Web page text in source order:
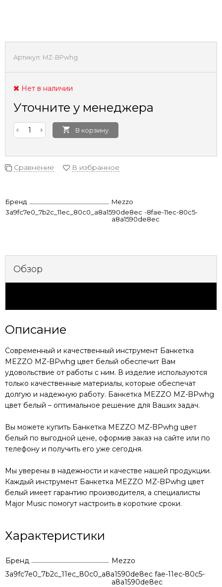
Артикул: MZ-BPwhg
Нет в наличии
Уточните у менеджера
В корзину
Сравнение В избранное
Бренд
Mezzo
3a9fc7e0_7b2c_11ec_80c0_a8a1590de8ec8ab58807-8fae-11ec-80c5-
a8a1590de8ec
Обзор
Описание
Современный и качественный инструмент Банкетка
MEZZO MZ-BPwhg цвет белый обеспечит Вам
удовольствие от работы с ним. В изделие используются
только качественные материалы, которые обеспечат
долгую и надежную работу. Банкетка MEZZO MZ-BPwhg
цвет белый – оптимальное решение для Ваших задач.
Вы можете купить Банкетка MEZZO MZ-BPwhg цвет
белый по выгодной цене, оформив заказ на сайте или по
телефону и получить его уже сегодня.
Мы уверены в надежности и качестве нашей продукции.
Каждый инструмент Банкетка MEZZO MZ-BPwhg цвет
белый имеет гарантию производителя, а специалисты
Major Music помогут настроить в короткие сроки.
Характеристики
Бренд
Mezzo
3a9fc7e0_7b2c_11ec_80c0_a8a1590de8ec8ab58807-8fae-11ec-80c5-
a8a1590de8ec